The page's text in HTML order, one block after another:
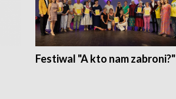
Festiwal "A kto nam zabroni?"